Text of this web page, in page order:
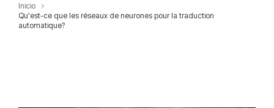
Inicio
Qu'est-ce que les réseaux de neurones pour la traduction
automatique?